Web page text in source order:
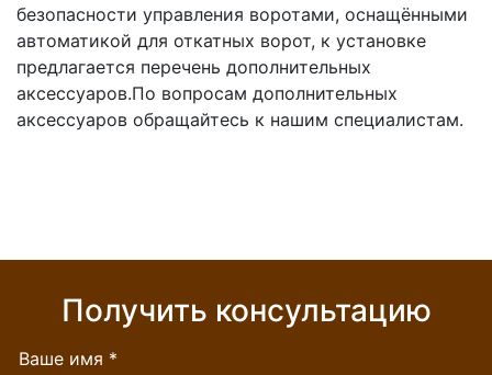
безопасности управления воротами, оснащёнными
автоматикой для откатных ворот, к установке
предлагается перечень дополнительных
аксессуаров.По вопросам дополнительных
аксессуаров обращайтесь к нашим специалистам.
Получить консультацию
Ваше имя *